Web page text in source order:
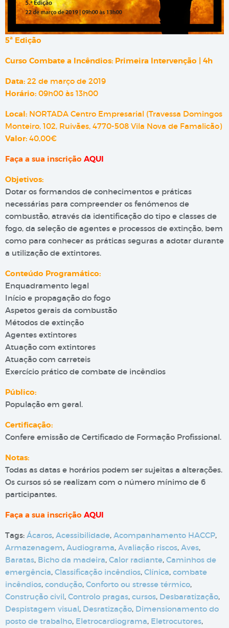
5ª Edição
Curso Combate a Incêndios: Primeira Intervenção | 4h
Data: 22 de março de 2019
Horário: 09h00 às 13h00
Local: NORTADA Centro Empresarial (Travessa Domingos
Monteiro, 102, Ruivães, 4770-508 Vila Nova de Famalicão)
Valor: 40,00€
Faça a sua inscrição AQUI
Objetivos:
Dotar os formandos de conhecimentos e práticas
necessárias para compreender os fenómenos de
combustão, através da identificação do tipo e classes de
fogo, da seleção de agentes e processos de extinção, bem
como para conhecer as práticas seguras a adotar durante
a utilização de extintores.
Conteúdo Programático:
Enquadramento legal
Início e propagação do fogo
Aspetos gerais da combustão
Métodos de extinção
Agentes extintores
Atuação com extintores
Atuação com carreteis
Exercício prático de combate de incêndios
Público:
População em geral.
Certificação:
Confere emissão de Certificado de Formação Profissional.
Notas:
Todas as datas e horários podem ser sujeitas a alterações.
Os cursos só se realizam com o número mínimo de 6
participantes.
Faça a sua inscrição AQUI
Tags: Ácaros, Acessibilidade, Acompanhamento HACCP,
Armazenagem, Audiograma, Avaliação riscos, Aves,
Baratas, Bicho da madeira, Calor radiante, Caminhos de
emergência, Classificação incêndios, Clínica, combate
incêndios, condução, Conforto ou stresse térmico,
Construção civil, Controlo pragas, cursos, Desbaratização,
Despistagem visual, Desratização, Dimensionamento do
posto de trabalho, Eletrocardiograma, Eletrocutores,